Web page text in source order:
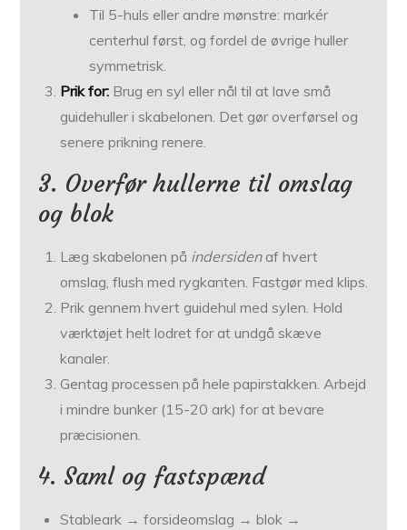
Til 5-huls eller andre mønstre: markér
centerhul først, og fordel de øvrige huller
symmetrisk.
Prik for: Brug en syl eller nål til at lave små
guidehuller i skabelonen. Det gør overførsel og
senere prikning renere.
3. Overfør hullerne til omslag
og blok
Læg skabelonen på indersidenaf hvert
omslag, flush med rygkanten. Fastgør med klips.
Prik gennem hvert guidehul med sylen. Hold
værktøjet helt lodret for at undgå skæve
kanaler.
Gentag processen på hele papirstakken. Arbejd
i mindre bunker (15-20 ark) for at bevare
præcisionen.
4. Saml og fastspænd
Stableark → forsideomslag → blok →